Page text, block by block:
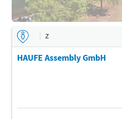
Z
HAUFE Assembly GmbH